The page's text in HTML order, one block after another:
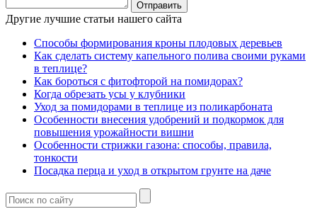
Другие лучшие статьи нашего сайта
Способы формирования кроны плодовых деревьев
Как сделать систему капельного полива своими руками
в теплице?
Как бороться с фитофторой на помидорах?
Когда обрезать усы у клубники
Уход за помидорами в теплице из поликарбоната
Особенности внесения удобрений и подкормок для
повышения урожайности вишни
Особенности стрижки газона: способы, правила,
тонкости
Посадка перца и уход в открытом грунте на даче